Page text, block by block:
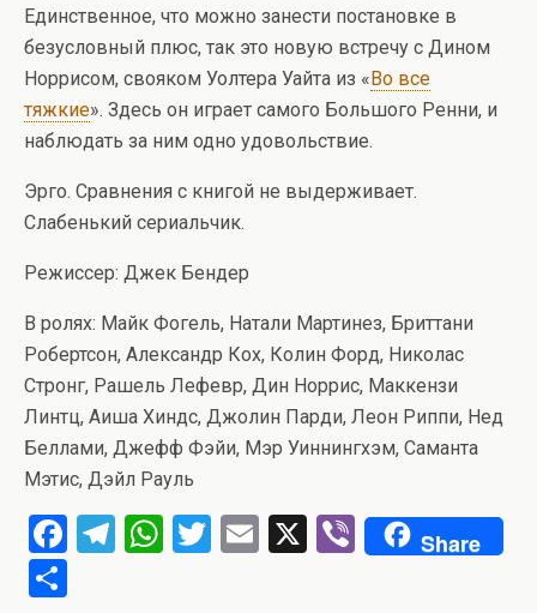
Единственное, что можно занести постановке в
безусловный плюс, так это новую встречу с Дином
Норрисом, свояком Уолтера Уайта из «Во все
тяжкие». Здесь он играет самого Большого Ренни, и
наблюдать за ним одно удовольствие.
Эрго. Сравнения с книгой не выдерживает.
Слабенький сериальчик.
Режиссер: Джек Бендер
В ролях: Майк Фогель, Натали Мартинез, Бриттани
Робертсон, Александр Кох, Колин Форд, Николас
Стронг, Рашель Лефевр, Дин Норрис, Маккензи
Линтц, Аиша Хиндс, Джолин Парди, Леон Риппи, Нед
Беллами, Джефф Фэйи, Мэр Уиннингхэм, Саманта
Мэтис, Дэйл Рауль
F
T
W T
E
X
Vi
Share